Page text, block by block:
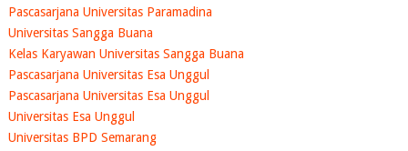
Pascasarjana Universitas Paramadina
Universitas Sangga Buana
Kelas Karyawan Universitas Sangga Buana
Pascasarjana Universitas Esa Unggul
Pascasarjana Universitas Esa Unggul
Universitas Esa Unggul
Universitas BPD Semarang